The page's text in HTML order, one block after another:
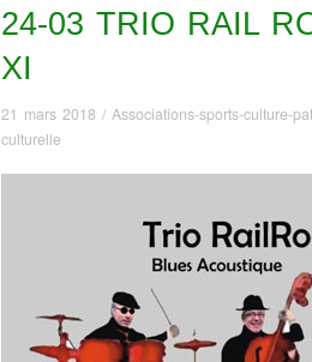
24-03 TRIO RAIL
XI
21 mars 2018 / Associations-sports-culture-
culturelle